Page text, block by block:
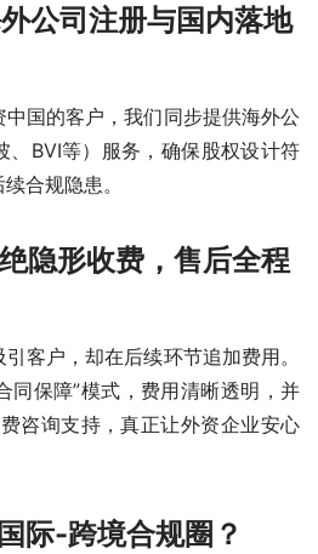
公司注册与国内落地
国的客户，我们同步提供海外公
、BVI等）服务，确保股权设计符
合规隐患。
隐形收费，售后全程
客户，却在后续环节追加费用。
同保障”模式，费用清晰透明，并
咨询支持，真正让外资企业安心
际-跨境合规圈？